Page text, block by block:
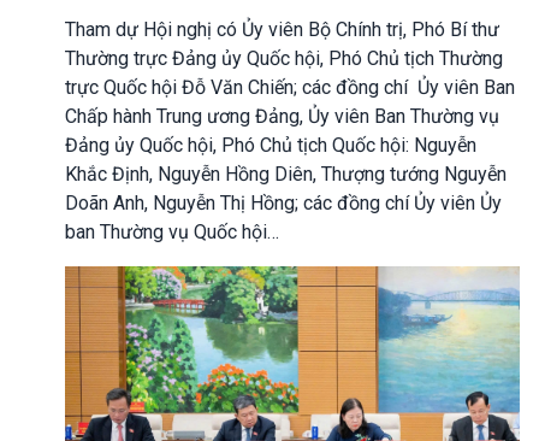
Tham dự Hội nghị có Ủy viên Bộ Chính trị, Phó Bí thư
Thường trực Đảng ủy Quốc hội, Phó Chủ tịch Thường
trực Quốc hội Đỗ Văn Chiến; các đồng chí Ủy viên Ban
Chấp hành Trung ương Đảng, Ủy viên Ban Thường vụ
Đảng ủy Quốc hội, Phó Chủ tịch Quốc hội: Nguyễn
Khắc Định, Nguyễn Hồng Diên, Thượng tướng Nguyễn
Doãn Anh, Nguyễn Thị Hồng; các đồng chí Ủy viên Ủy
ban Thường vụ Quốc hội…